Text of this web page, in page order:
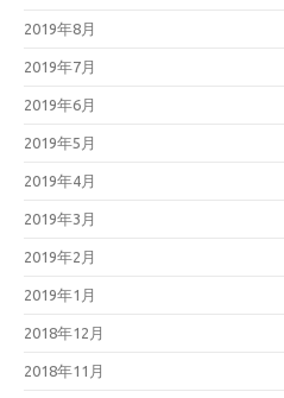
2019年8月
2019年7月
2019年6月
2019年5月
2019年4月
2019年3月
2019年2月
2019年1月
2018年12月
2018年11月